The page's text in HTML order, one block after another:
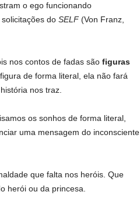
o ego funcionando
do SELF(Von Franz,
nos contos de fadas são figuras
de forma literal, ela não fará
nos traz.
os sonhos de forma literal,
uma mensagem do inconsciente
que falta nos heróis. Que
herói ou da princesa.